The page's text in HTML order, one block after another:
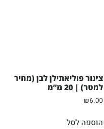
צינור פוליאתילן לבן (מחיר
למטר) | 20 מ”מ
₪6.00
הוספה לסל